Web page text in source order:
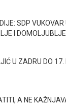
SDP
I
U ZADRU DO 17.
A NE